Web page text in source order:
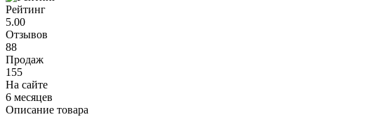
Рейтинг
5.00
Отзывов
88
Продаж
155
На сайте
6 месяцев
Описание товара